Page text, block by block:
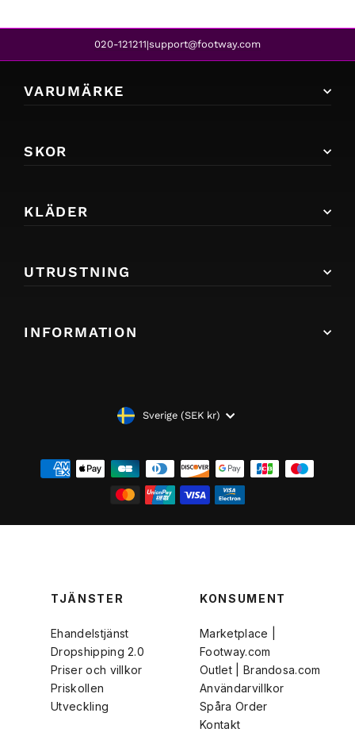
020-121211|support@footway.com
VARUMÄRKE
SKOR
KLÄDER
UTRUSTNING
INFORMATION
VALUTASverige (SEK kr)
TJÄNSTER
Ehandelstjänst
Dropshipping 2.0
Priser och villkor
Priskollen
Utveckling
KONSUMENT
Marketplace |
Footway.com
Outlet | Brandosa.com
Användarvillkor
Spåra Order
Kontakt